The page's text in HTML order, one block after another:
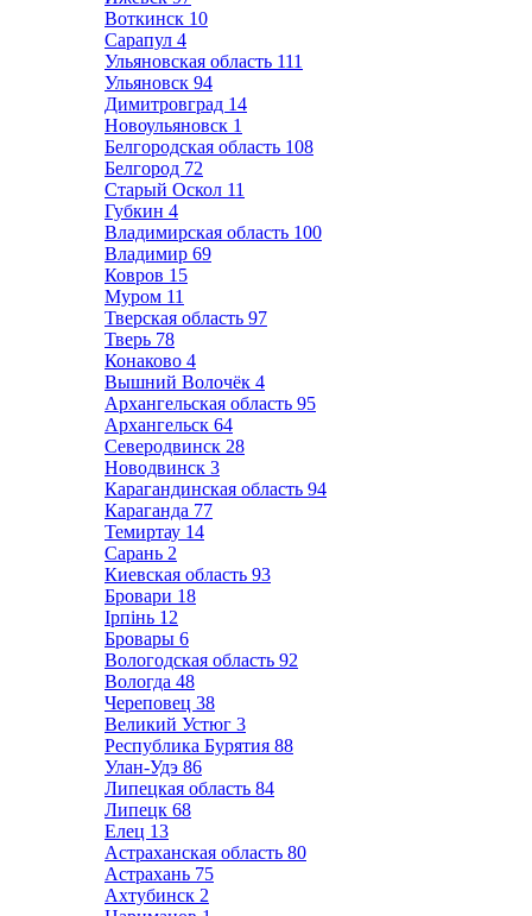
Воткинск 10
Сарапул 4
Ульяновская область 111
Ульяновск 94
Димитровград 14
Новоульяновск 1
Белгородская область 108
Белгород 72
Старый Оскол 11
Губкин 4
Владимирская область 100
Владимир 69
Ковров 15
Муром 11
Тверская область 97
Тверь 78
Конаково 4
Вышний Волочёк 4
Архангельская область 95
Архангельск 64
Северодвинск 28
Новодвинск 3
Карагандинская область 94
Караганда 77
Темиртау 14
Сарань 2
Киевская область 93
Бровари 18
Ірпінь 12
Бровары 6
Вологодская область 92
Вологда 48
Череповец 38
Великий Устюг 3
Республика Бурятия 88
Улан-Удэ 86
Липецкая область 84
Липецк 68
Елец 13
Астраханская область 80
Астрахань 75
Ахтубинск 2